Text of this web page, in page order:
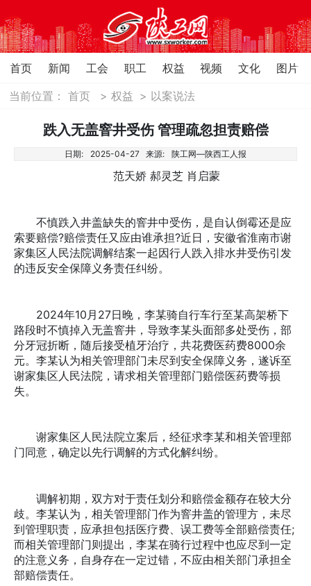
首页 新闻 工会 职工 权益 视频 文化
图片
当前位置：首页 >权益 > 以案说法
跌入无盖窨井受伤 管理疏忽担责赔偿
日期: 2025-04-27 来源: 陕工网—陕西工人报
范天娇 郝灵芝 肖启蒙
不慎跌入井盖缺失的窨井中受伤，是自认倒霉还是应
索要赔偿?赔偿责任又应由谁承担?近日，安徽省淮南市谢
家集区人民法院调解结案一起因行人跌入排水井受伤引发
的违反安全保障义务责任纠纷。
2024年10月27日晚，李某骑自行车行至某高架桥下
路段时不慎掉入无盖窨井，导致李某头面部多处受伤，部
分牙冠折断，随后接受植牙治疗，共花费医药费8000余
元。李某认为相关管理部门未尽到安全保障义务，遂诉至
谢家集区人民法院，请求相关管理部门赔偿医药费等损
失。
谢家集区人民法院立案后，经征求李某和相关管理部
门同意，确定以先行调解的方式化解纠纷。
调解初期，双方对于责任划分和赔偿金额存在较大分
歧。李某认为，相关管理部门作为窨井盖的管理方，未尽
到管理职责，应承担包括医疗费、误工费等全部赔偿责任;
而相关管理部门则提出，李某在骑行过程中也应尽到一定
的注意义务，自身存在一定过错，不应由相关部门承担全
部赔偿责任。